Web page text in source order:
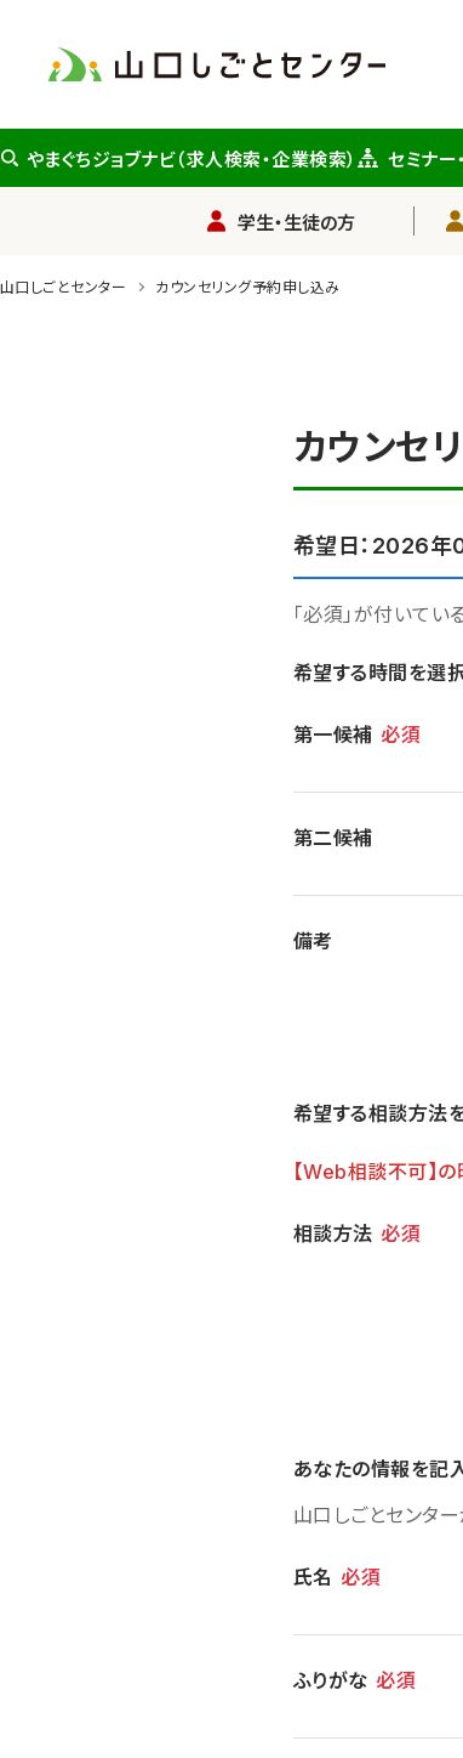
ン
テ
に
やまぐちジョブナビ（求人検索・企業検索） セミナー
学生・生徒の方
山口しごとセンター カウンセリング予約申し込み
カウンセ
希望日：2026年
「必須」が付いてい
希望する時間を選
第一候補 必須
第二候補
備考
希望する相談方法
【Web相談不可】
相談方法 必須
あなたの情報を記
山口しごとセンタ
氏名 必須
ふりがな 必須